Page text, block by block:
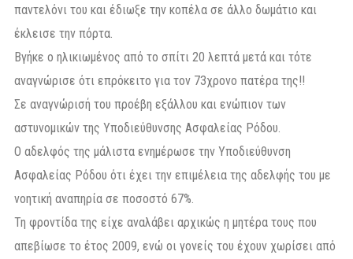
παντελόνι του και έδιωξε την κοπέλα σε άλλο δωμάτιο και
έκλεισε την πόρτα.
Βγήκε ο ηλικιωμένος από το σπίτι 20 λεπτά μετά και τότε
αναγνώρισε ότι επρόκειτο για τον 73χρονο πατέρα της!!
Σε αναγνώρισή του προέβη εξάλλου και ενώπιον των
αστυνομικών της Υποδιεύθυνσης Ασφαλείας Ρόδου.
Ο αδελφός της μάλιστα ενημέρωσε την Υποδιεύθυνση
Ασφαλείας Ρόδου ότι έχει την επιμέλεια της αδελφής του με
νοητική αναπηρία σε ποσοστό 67%.
Τη φροντίδα της είχε αναλάβει αρχικώς η μητέρα τους που
απεβίωσε το έτος 2009, ενώ οι γονείς του έχουν χωρίσει από